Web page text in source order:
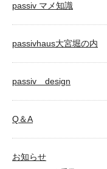
passiv マメ知識
passivhaus大宮堀の内
passiv design
Q＆A
お知らせ